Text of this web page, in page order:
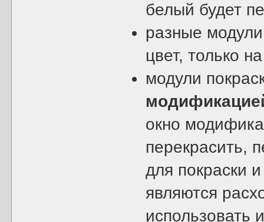
белый будет
разные
цвет, только
модули
окно
перекрасить,
для покраски
являются
использовать